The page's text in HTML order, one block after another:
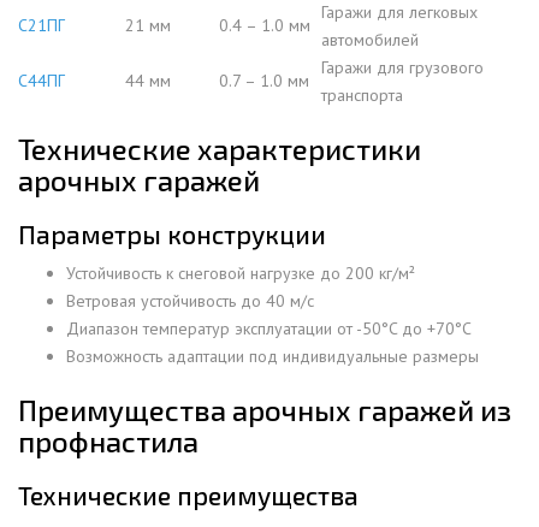
С21ПГ
21 мм 0.4 – 1.0 мм
Гаражи для легковых
автомобилей
С44ПГ
44 мм 0.7 – 1.0 мм
Гаражи для грузового
транспорта
Технические характеристики
арочных гаражей
Параметры конструкции
Устойчивость к снеговой нагрузке до 200 кг/м²
Ветровая устойчивость до 40 м/с
Диапазон температур эксплуатации от -50°C до +70°C
Возможность адаптации под индивидуальные размеры
Преимущества арочных гаражей из
профнастила
Технические преимущества